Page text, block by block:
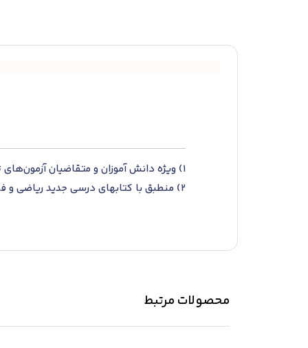
1) ویژه دانش آموزان و متقاضیان آزمون‌های تیزهوشان در مقطع دوم دبستان
2) منطبق با کتابهای درسی جدید ریاضی و فارسی و علوم
5) ارائه دروس ریاضی، فارسی و علوم به صورت درس به درس
محصولات مرتبط